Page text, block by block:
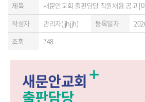
제목
새문안교회 출판담당 직원채용 공고 [
작성자
관리자(jjhjjh) 등록일자
조회
748